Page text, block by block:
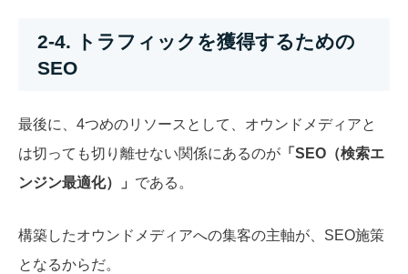
2-4. トラフィックを獲得するための
SEO
最後に、4つめのリソースとして、オウンドメディアと
は切っても切り離せない関係にあるのが 「SEO（検索エ
ンジン最適化）」 である。
構築したオウンドメディアへの集客の主軸が、SEO施策
となるからだ。